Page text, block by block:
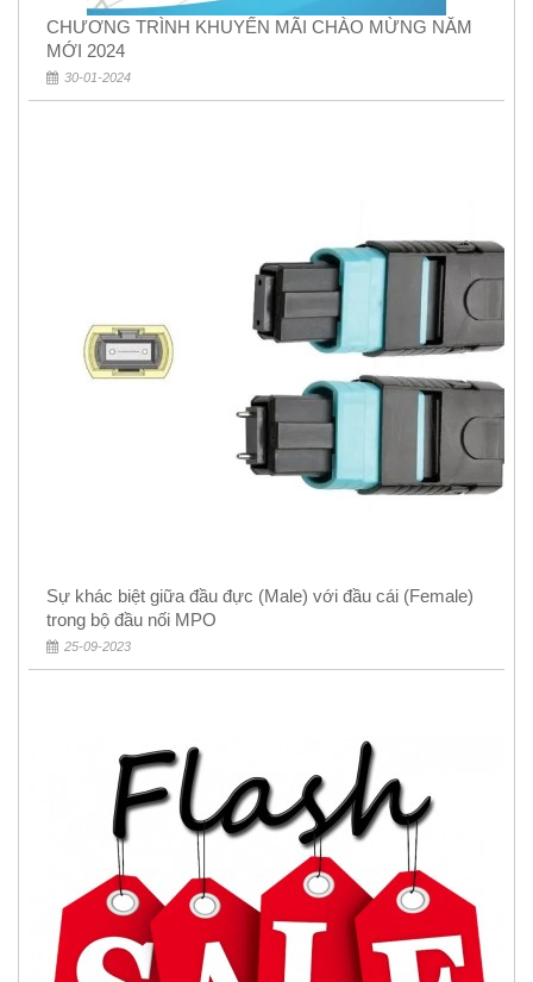
CHƯƠNG TRÌNH KHUYẾN MÃI CHÀO MỪNG NĂM
MỚI 2024
30-01-2024
Sự khác biệt giữa đầu đực (Male) với đầu cái (Female)
trong bộ đầu nối MPO
25-09-2023